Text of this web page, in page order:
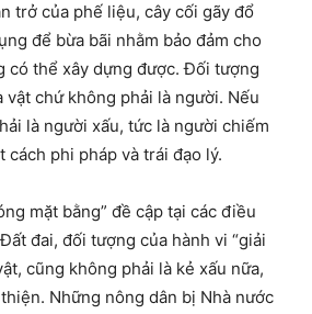
trở của phế liệu, cây cối gãy đổ
để bừa bãi nhằm bảo đảm cho
có thể xây dựng được. Đối tượng
vật chứ không phải là người. Nếu
là người xấu, tức là người chiếm
cách phi pháp và trái đạo lý.
mặt bằng” đề cập tại các điều
đai, đối tượng của hành vi “giải
cũng không phải là kẻ xấu nữa,
Những nông dân bị Nhà nước